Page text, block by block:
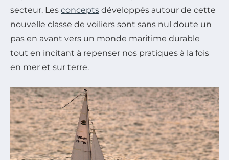
secteur. Les concepts développés autour de cette
nouvelle classe de voiliers sont sans nul doute un
pas en avant vers un monde maritime durable
tout en incitant à repenser nos pratiques à la fois
en mer et sur terre.